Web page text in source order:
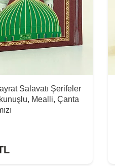
Salavatı Şerifeler
Mealli, Çanta